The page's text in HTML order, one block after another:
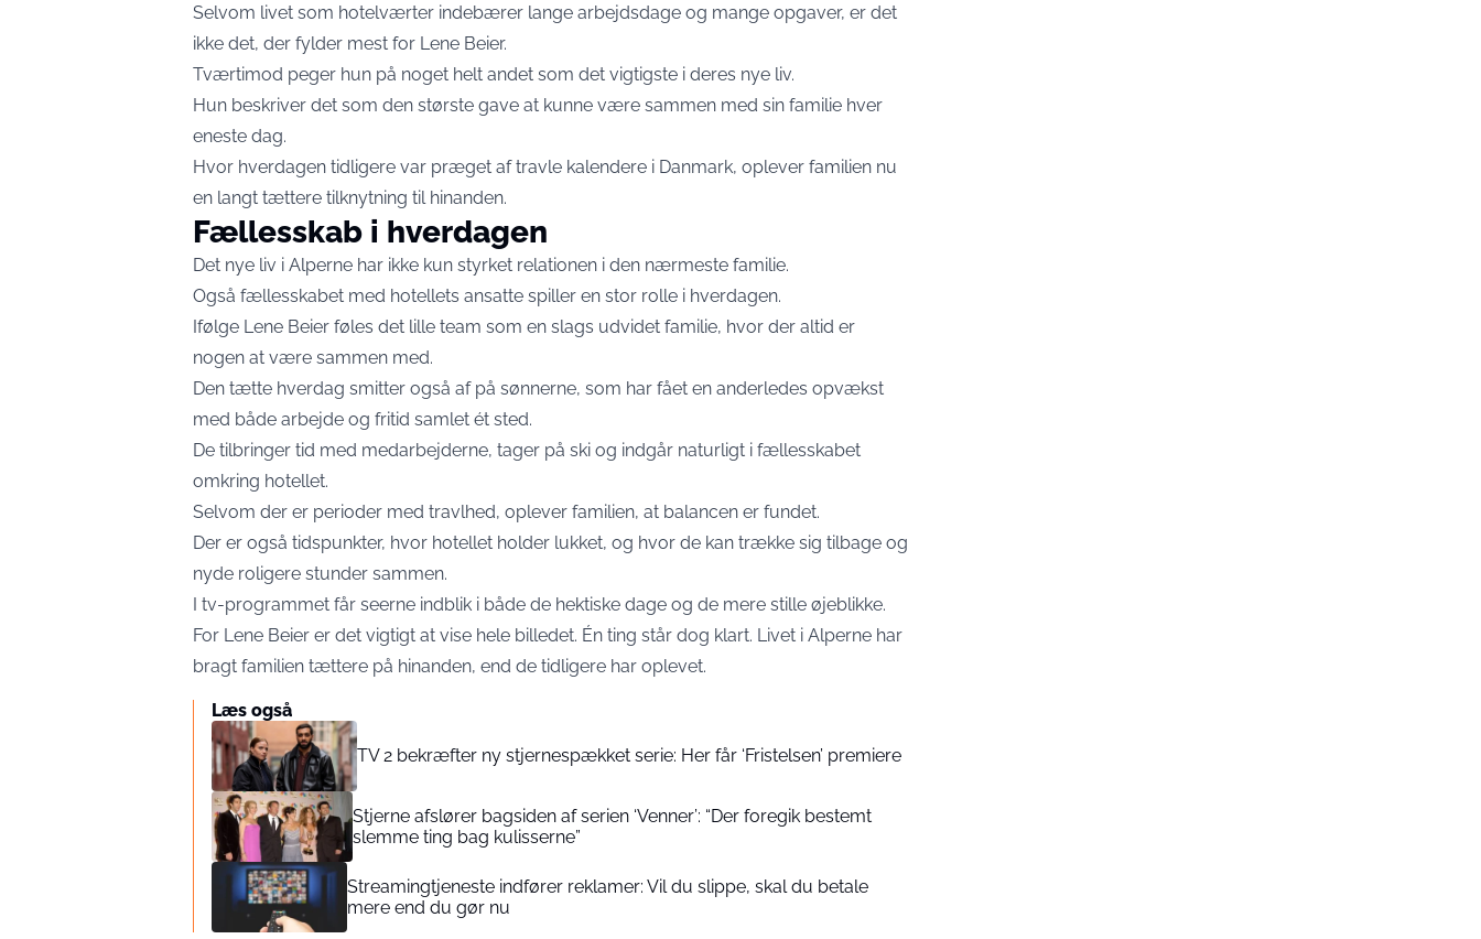
Selvom livet som hotelværter indebærer lange arbejdsdage og mange opgaver, er det
ikke det, der fylder mest for Lene Beier.
Tværtimod peger hun på noget helt andet som det vigtigste i deres nye liv.
Hun beskriver det som den største gave at kunne være sammen med sin familie hver
eneste dag.
Hvor hverdagen tidligere var præget af travle kalendere i Danmark, oplever familien nu
en langt tættere tilknytning til hinanden.
Fællesskab i hverdagen
Det nye liv i Alperne har ikke kun styrket relationen i den nærmeste familie.
Også fællesskabet med hotellets ansatte spiller en stor rolle i hverdagen.
Ifølge Lene Beier føles det lille team som en slags udvidet familie, hvor der altid er
nogen at være sammen med.
Den tætte hverdag smitter også af på sønnerne, som har fået en anderledes opvækst
med både arbejde og fritid samlet ét sted.
De tilbringer tid med medarbejderne, tager på ski og indgår naturligt i fællesskabet
omkring hotellet.
Selvom der er perioder med travlhed, oplever familien, at balancen er fundet.
Der er også tidspunkter, hvor hotellet holder lukket, og hvor de kan trække sig tilbage og
nyde roligere stunder sammen.
I tv-programmet får seerne indblik i både de hektiske dage og de mere stille øjeblikke.
For Lene Beier er det vigtigt at vise hele billedet. Én ting står dog klart. Livet i Alperne har
bragt familien tættere på hinanden, end de tidligere har oplevet.
Læs også
TV 2 bekræfter ny stjernespækket serie: Her får ‘Fristelsen’ premiere
Stjerne afslører bagsiden af serien ‘Venner’: “Der foregik bestemt
slemme ting bag kulisserne”
Streamingtjeneste indfører reklamer: Vil du slippe, skal du betale
mere end du gør nu